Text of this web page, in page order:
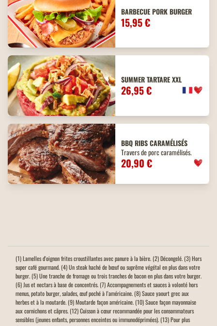
BARBECUE PORK BURGER
15,95 €
SUMMER TARTARE XXL
26,95 €
BBQRIBSCARAMÉLISÉS
Travers de porc caramélisés.
20,90 €
(1) Lamelles d'oignon frites croustillantes avec panure à la bière. (2) Décongelé. (3) Hors
super café gourmand. (4) Un steak haché de bœuf ou suprême végétal en plus dans votre
burger. (5) Une tranche de fromage ou trois tranches de bacon en plus dans votre burger.
(6) Jus et nectars à base de concentrés. (7) Accompagnements et sauces à volonté hors
menus, potato burger, salades, œuf poché à l'américaine. (8) Sauce yaourt grec aux
herbes et à la moutarde. (9) Moutarde façon américaine. (10) Sauce façon mayonnaise
aux cornichons et câpres. (12) Cuisson à cœur recommandée pour les consommateurs
sensibles (jeunes enfants, personnes enceintes ou immunodéprimées). (13) Pour plus